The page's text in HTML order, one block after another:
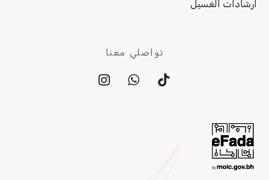
ارشادات الغسيل
تواصلي معنا